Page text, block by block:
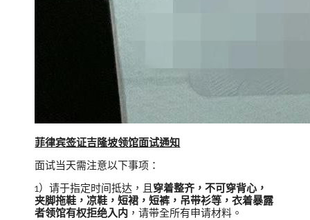
菲律宾签证吉隆坡领馆面试通知
面试当天需注意以下事项：
1）请于指定时间抵达，且穿着整齐，不可穿背心，
夹脚拖鞋，凉鞋，短裙，短裤，吊带衫等，衣着暴露
者领馆有权拒绝入内 ，请带全所有申请材料。